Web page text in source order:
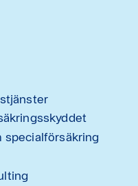
specialförsäkring